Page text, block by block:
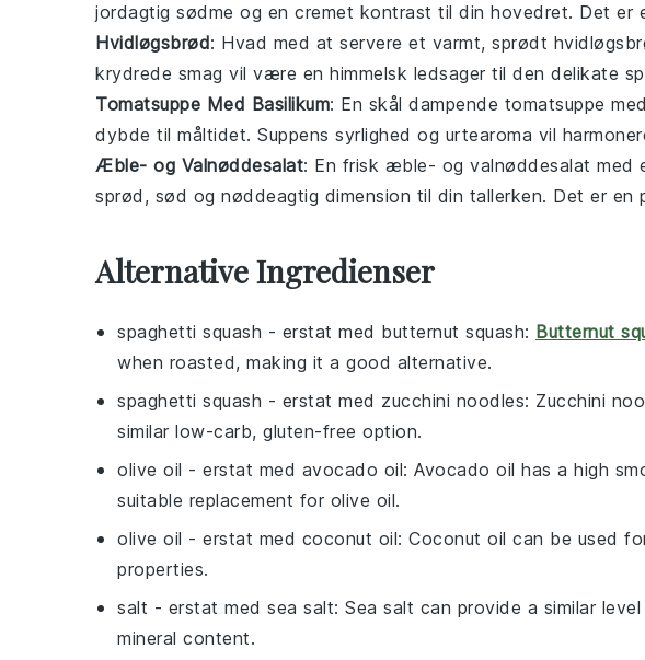
jordagtig sødme og en cremet kontrast til din hovedret. Det er
Hvidløgsbrød: Hvad med at servere et varmt, sprødt
krydrede smag vil være en himmelsk ledsager til den delikate
Tomatsuppe Med Basilikum: En skål dampende tomatsuppe
dybde til måltidet. Suppens syrlighed og urtearoma vil
Æble- og Valnøddesalat: En frisk æble- og valnøddesalat med
sprød, sød og nøddeagtig dimension til din tallerken. Det er
Alternative Ingredienser
spaghetti squash - erstat med butternut squash: Butternut
when roasted, making it a good alternative.
spaghetti squash - erstat med zucchini noodles: Zucchini
similar low-carb, gluten-free option.
olive oil - erstat med avocado oil: Avocado oil has a high
suitable replacement for olive oil.
olive oil - erstat med coconut oil: Coconut oil can be used
properties.
salt - erstat med sea salt: Sea salt can provide a similar
mineral content.